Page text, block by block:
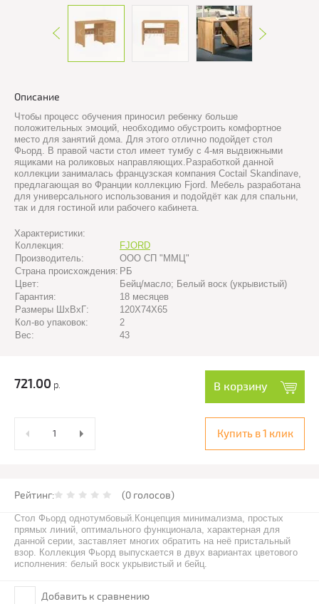
Описание
Чтобы процесс обучения приносил ребенку больше
положительных эмоций, необходимо обустроить комфортное
место для занятий дома. Для этого отлично подойдет стол
Фьорд. В правой части стол имеет тумбу с 4-мя выдвижными
ящиками на роликовых направляющих.Разработкой данной
коллекции занималась французская компания Coctail Skandinave,
предлагающая во Франции коллекцию Fjord. Мебель разработана
для универсального использования и подойдёт как для спальни,
так и для гостиной или рабочего кабинета.
Характеристики:
Коллекция:
FJORD
Производитель:
ООО СП "ММЦ"
Страна происхождения: РБ
Цвет:
Бейц/масло; Белый воск (укрывистый)
Гарантия:
18 месяцев
Размеры ШхВхГ:
120Х74Х65
Кол-во упаковок:
2
Вес:
43
721.00 р. В корзину
Купить в 1 клик
Рейтинг: (0 голосов)
Стол Фьорд однотумбовый.Концепция минимализма, простых
прямых линий, оптимального функционала, характерная для
данной серии, заставляет многих обратить на неё пристальный
взор. Коллекция Фьорд выпускается в двух вариантах цветового
исполнения: белый воск укрывистый и бейц.
Добавить к сравнению